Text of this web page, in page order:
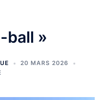
ball »
20 MARS 2026